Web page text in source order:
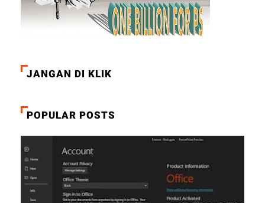
JANGAN DI KLIK
POPULAR POSTS